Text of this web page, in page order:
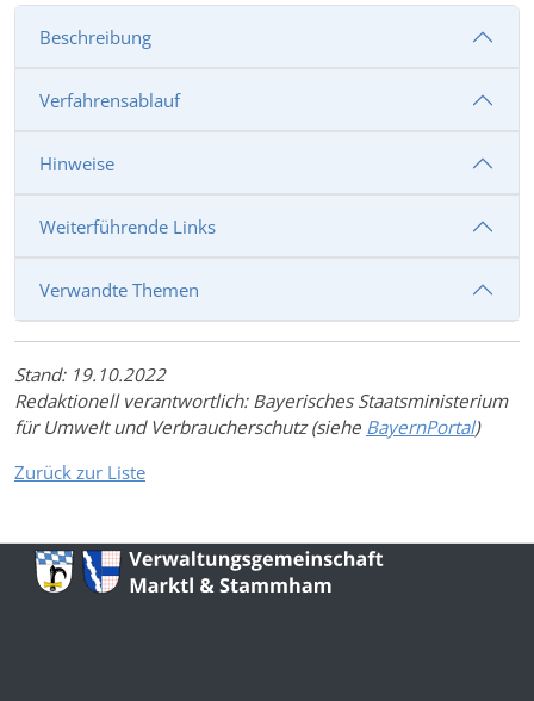
Beschreibung
Verfahrensablauf
Hinweise
Weiterführende Links
Verwandte Themen
Stand: 19.10.2022
Redaktionell verantwortlich: Bayerisches Staatsministerium
für Umwelt und Verbraucherschutz (siehe BayernPortal)
Zurück zur Liste